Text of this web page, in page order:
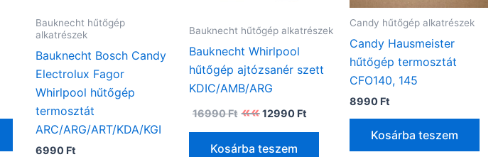
Bauknecht hűtőgép
alkatrészek
Bauknecht Bosch Candy
Electrolux Fagor
Whirlpool hűtőgép
termosztát
ARC/ARG/ART/KDA/KGI
6990 Ft
Bauknecht hűtőgép alkatrészek
Bauknecht Whirlpool
hűtőgép ajtózsanér szett
KDIC/AMB/ARG
16990Ft
Original
price
was:
16990 Ft.
12990 Ft
price
is:
Kosárba teszem
Candy hűtőgép alkatrészek
Candy Hausmeister
hűtőgép termosztát
CFO140, 145
8990 Ft
Kosárba teszem